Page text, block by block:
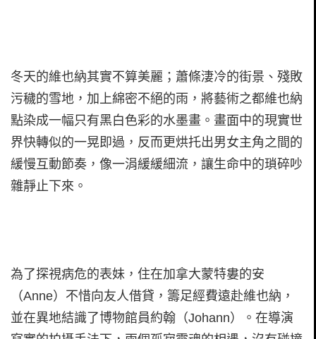
冬天的維也納其實不算美麗；蕭條淒冷的街景、殘敗
污穢的雪地，加上綿密不絕的雨，將藝術之都維也納
點染成一幅只有黑白色彩的水墨畫。畫面中的現實世
界快轉似的一晃即過，反而更烘托出男女主角之間的
緩慢互動節奏，像一涓緩緩細流，讓生命中的瑣碎吵
雜靜止下來。
為了探視病危的表妹，住在加拿大蒙特婁的安
（Anne）不惜向友人借貸，籌足經費遠赴維也納，
並在異地結識了博物館員約翰（Johann）。在導演